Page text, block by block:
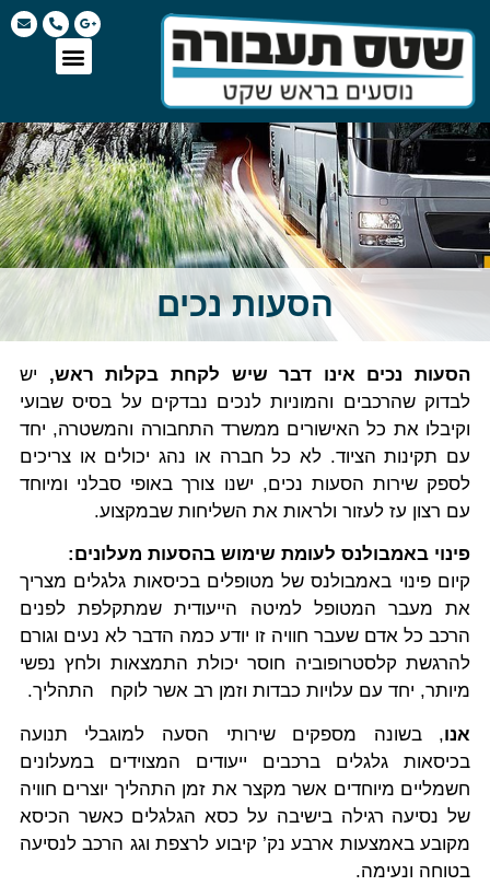
הסעות נכים
הסעות נכים אינו דבר שיש לקחת בקלות ראש, יש
לבדוק שהרכבים והמוניות לנכים נבדקים על בסיס שבועי
וקיבלו את כל האישורים ממשרד התחבורה והמשטרה, יחד
עם תקינות הציוד. לא כל חברה או נהג יכולים או צריכים
לספק שירות הסעות נכים, ישנו צורך באופי סבלני ומיוחד
עם רצון עז לעזור ולראות את השליחות שבמקצוע.
פינוי באמבולנס לעומת שימוש בהסעות מעלונים:
קיום פינוי באמבולנס של מטופלים בכיסאות גלגלים מצריך
את מעבר המטופל למיטה הייעודית שמתקלפת לפנים
הרכב כל אדם שעבר חוויה זו יודע כמה הדבר לא נעים וגורם
להרגשת קלסטרופוביה חוסר יכולת התמצאות ולחץ נפשי
מיותר, יחד עם עלויות כבדות וזמן רב אשר לוקח התהליך.
אנו, בשונה מספקים שירותי הסעה למוגבלי תנועה
בכיסאות גלגלים ברכבים ייעודים המצוידים במעלונים
חשמליים מיוחדים אשר מקצר את זמן התהליך יוצרים חוויה
של נסיעה רגילה בישיבה על כסא הגלגלים כאשר הכיסא
מקובע באמצעות ארבע נק’ קיבוע לרצפת וגג הרכב לנסיעה
בטוחה ונעימה.